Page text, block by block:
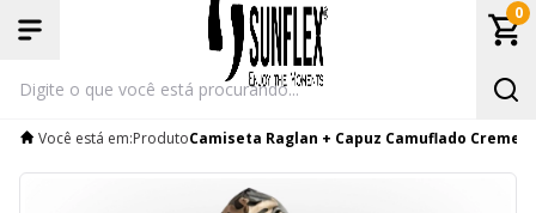
0
Você está em:ProdutoCamiseta Raglan + Capuz Camuflado Creme